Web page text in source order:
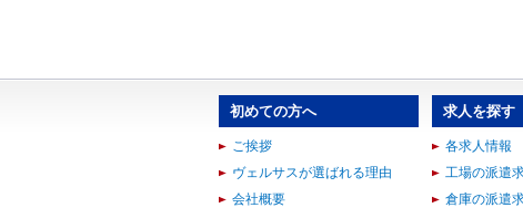
初めての方へ
ご挨拶
ヴェルサスが選ばれる理由
会社概要
求人を探す
各求人情報
工場の派遣
倉庫の派遣